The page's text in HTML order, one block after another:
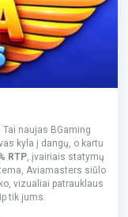
naujas BGaming
kyla į dangų, o kartu
RTP, įvairiais statymų
Aviamasters siūlo
vizualiai patrauklaus
tik jums.